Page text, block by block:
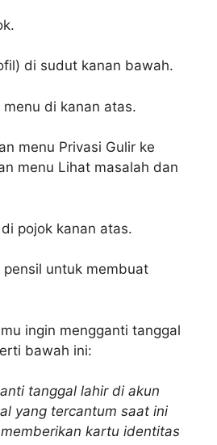
di sudut kanan bawah.
di kanan atas.
menu Privasi Gulir ke
menu Lihat masalah dan
pojok kanan atas.
pensil untuk membuat
ingin mengganti tanggal
bawah ini:
tanggal lahir di akun
yang tercantum saat ini
kartu identitas